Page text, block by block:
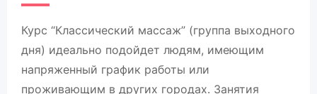
Курс “Классический массаж” (группа выходного
дня) идеально подойдет людям, имеющим
напряженный график работы или
проживающим в других городах. Занятия